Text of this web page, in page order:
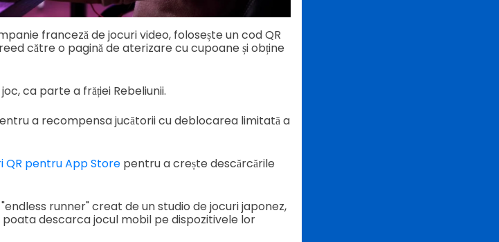
franceză de jocuri video, folosește un cod QR
către o pagină de aterizare cu cupoane și obține
ca parte a frăției Rebeliunii.
a recompensa jucătorii cu deblocarea limitată a
QR pentru App Storepentru a crește descărcările
runner" creat de un studio de jocuri japonez,
descarca jocul mobil pe dispozitivele lor